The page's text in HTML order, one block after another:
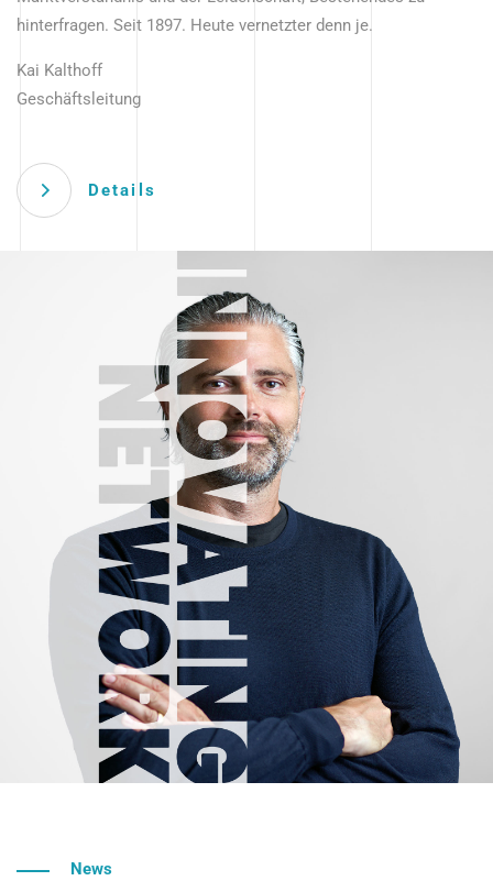
hinterfragen. Seit 1897. Heute vernetzter denn je.
Kai Kalthoff
Geschäftsleitung
Details
News